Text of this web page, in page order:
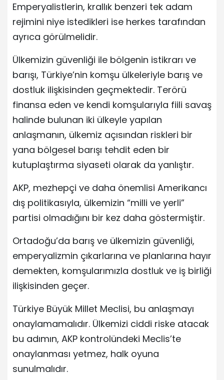
Emperyalistlerin, krallık benzeri tek adam
rejimini niye istedikleri ise herkes tarafından
ayrıca görülmelidir.
Ülkemizin güvenliği ile bölgenin istikrarı ve
barışı, Türkiye’nin komşu ülkeleriyle barış ve
dostluk ilişkisinden geçmektedir. Terörü
finansa eden ve kendi komşularıyla fiili savaş
halinde bulunan iki ülkeyle yapılan
anlaşmanın, ülkemiz açısından riskleri bir
yana bölgesel barışı tehdit eden bir
kutuplaştırma siyaseti olarak da yanlıştır.
AKP, mezhepçi ve daha önemlisi Amerikancı
dış politikasıyla, ülkemizin “milli ve yerli”
partisi olmadığını bir kez daha göstermiştir.
Ortadoğu’da barış ve ülkemizin güvenliği,
emperyalizmin çıkarlarına ve planlarına hayır
demekten, komşularımızla dostluk ve iş birliği
ilişkisinden geçer.
Türkiye Büyük Millet Meclisi, bu anlaşmayı
onaylamamalıdır. Ülkemizi ciddi riske atacak
bu adımın, AKP kontrolündeki Meclis’te
onaylanması yetmez, halk oyuna
sunulmalıdır.